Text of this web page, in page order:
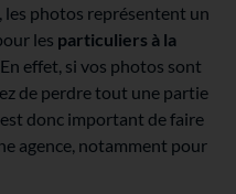
les photos représentent un
les particuliers à la
effet, si vos photos sont
de perdre tout une partie
donc important de faire
agence, notamment pour